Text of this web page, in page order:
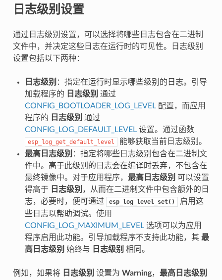
日志级别设置
通过日志级别设置，可以选择将哪些日志包含在二进制
文件中，并决定这些日志在运行时的可见性。日志级别
设置包括以下两种：
日志级别 ：指定在运行时显示哪些级别的日志。引导
加载程序的 日志级别 通过
CONFIG_BOOTLOADER_LOG_LEVEL配置，而应用
程序的 日志级别 通过
CONFIG_LOG_DEFAULT_LEVEL设置。通过函数
esp_log_get_default_level
能够获取当前日志级别。
最高日志级别 ：指定将哪些日志级别包含在二进制文
件中。高于此级别的日志会在编译时丢弃，不包含在
最终镜像中。对于应用程序， 最高日志级别
可以设置
得高于 日志级别 ，从而在二进制文件中包含额外的日
志，必要时，便可通过
esp_log_level_set()
启用这
些日志以帮助调试。使用
CONFIG_LOG_MAXIMUM_LEVEL选项可以为应用
程序启用此功能。引导加载程序不支持此功能，其 最
高日志级别 始终与 日志级别 相同。
例如，如果将 日志级别 设置为 Warning， 最高日志级别